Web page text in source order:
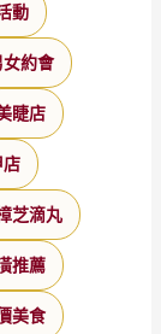
動
女約會
睫店
店
芝滴丸
推薦
美食